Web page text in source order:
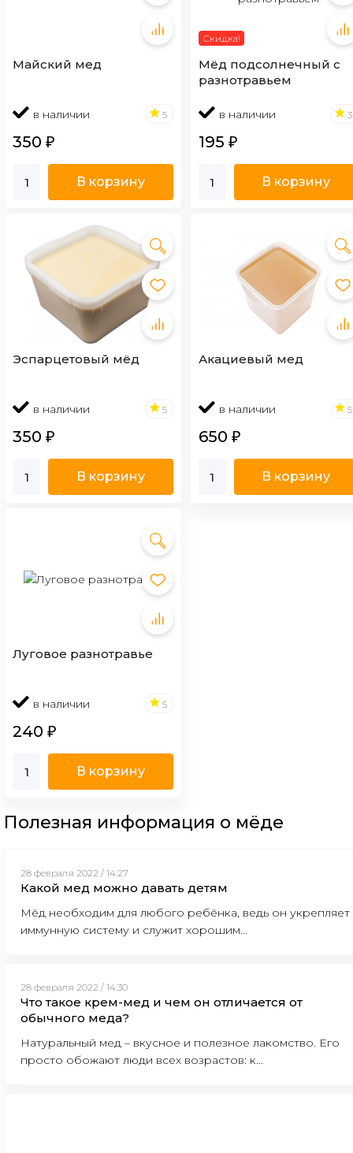
Майский мед
в наличии 5
350 ₽
В корзину
Скидка!
Мёд подсолнечный с
разнотравьем
в наличии 3
195 ₽
В корзину
Эспарцетовый мёд
в наличии 5
350 ₽
В корзину
Акациевый мед
в наличии 5
650 ₽
В корзину
Луговое разнотравье
в наличии 5
240 ₽
В корзину
Полезная информация о мёде
28 февраля 2022 / 14:27
Какой мед можно давать детям
Мёд необходим для любого ребёнка, ведь он укрепляет
иммунную систему и служит хорошим...
28 февраля 2022 / 14:30
Что такое крем-мед и чем он отличается от
обычного меда?
Натуральный мед – вкусное и полезное лакомство. Его
просто обожают люди всех возрастов: к...